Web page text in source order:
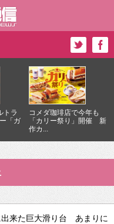
トラ
「ガ
コメダ珈琲店で今年も
「カリー祭り」開催 新
作カ...
出来た巨大滑り台 あまりに